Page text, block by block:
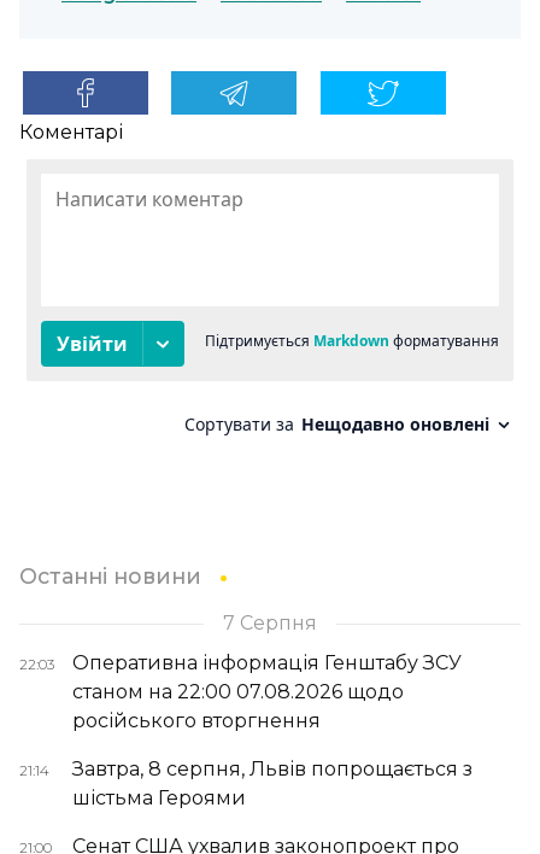
Коментарі
Останні новини
7 Серпня
22:03
Оперативна інформація Генштабу ЗСУ
станом на 22:00 07.08.2026 щодо
російського вторгнення
21:14
Завтра, 8 серпня, Львів попрощається з
шістьма Героями
21:00
Сенат США ухвалив законопроект про